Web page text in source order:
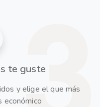
te guste
y elige el que más
económico